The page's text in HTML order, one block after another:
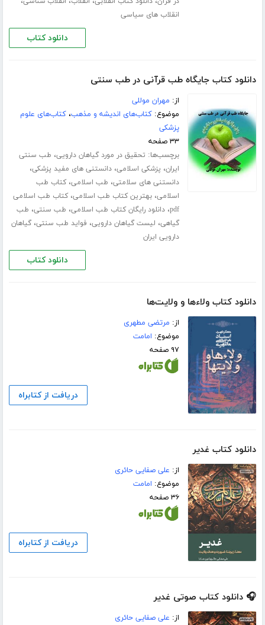
انقلاب های سیاسی
دانلود کتاب
دانلود کتاب جایگاه طب قرآنی در طب سنتی
از: مهران موللی
موضوع:کتاب‌های اندیشه و مذهب،کتاب‌های علوم
پزشکی
۳۳ صفحه
برچسب‌ها: تحقیق در مورد گیاهان دارویی، طب سنتی
ایران، پزشکی اسلامی،دانستنی های مفید پزشکی،
دانستنی های سلامتی، طب اسلامی،کتاب طب
اسلامی،بهترین کتاب طب اسلامی،کتاب طب اسلامی
pdf،دانلود رایگان کتاب طب اسلامی، طب سنتی، طب
گیاهی، لیست گیاهان دارویی، فواید طب سنتی،گیاهان
دارویی ایران
دانلود کتاب
دانلود کتاب ولاءها و ولایت‌‌ها
از: مرتضی مطهری
موضوع: امامت
۹۷ صفحه
دریافت از کتابراه
دانلود کتاب غدیر
از: علی صفایی حائری
موضوع: امامت
۳۶ صفحه
دریافت از کتابراه
🎧 دانلود کتاب صوتی غدیر
از: علی صفایی حائری